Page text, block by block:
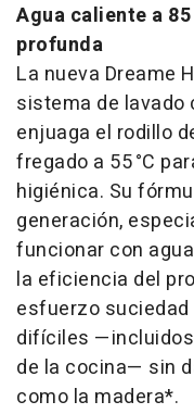
Agua caliente a
profunda
La nueva Dreame
sistema de lavado
enjuaga el rodillo
fregado a 55 °C
higiénica. Su
generación,
funcionar con
la eficiencia del
esfuerzo
difíciles
de la cocina— sin
como la madera*.